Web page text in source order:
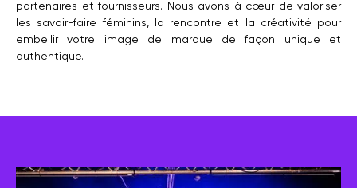
partenaires et fournisseurs. Nous avons à cœur de valoriser
les savoir-faire féminins, la rencontre et la créativité pour
embellir votre image de marque de façon unique et
authentique.